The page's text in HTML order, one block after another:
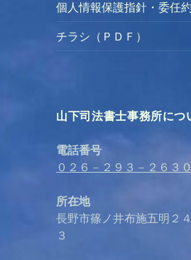
個人情報保護指針・委任
チラシ（ＰＤＦ）
山下司法書士事務所につ
電話番号
０２６－２９３－２６３０
所在地
長野市篠ノ井布施五明２
３